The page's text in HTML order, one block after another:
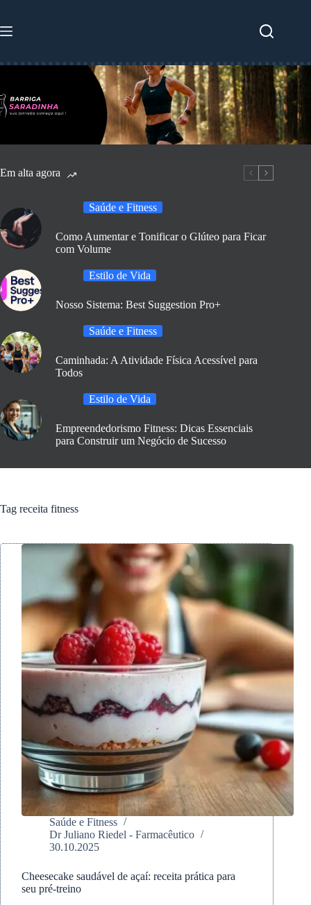
o
Em alta agora
Saúde e Fitness
Como Aumentar e Tonificar o Glúteo para Ficar
com Volume
Estilo de Vida
Nosso Sistema: Best Suggestion Pro+
Saúde e Fitness
Caminhada: A Atividade Física Acessível para
Todos
Estilo de Vida
Empreendedorismo Fitness: Dicas Essenciais
para Construir um Negócio de Sucesso
Tag receita fitness
Saúde e Fitness
Dr Juliano Riedel - Farmacêutico
30.10.2025
Cheesecake saudável de açaí: receita prática para
seu pré-treino